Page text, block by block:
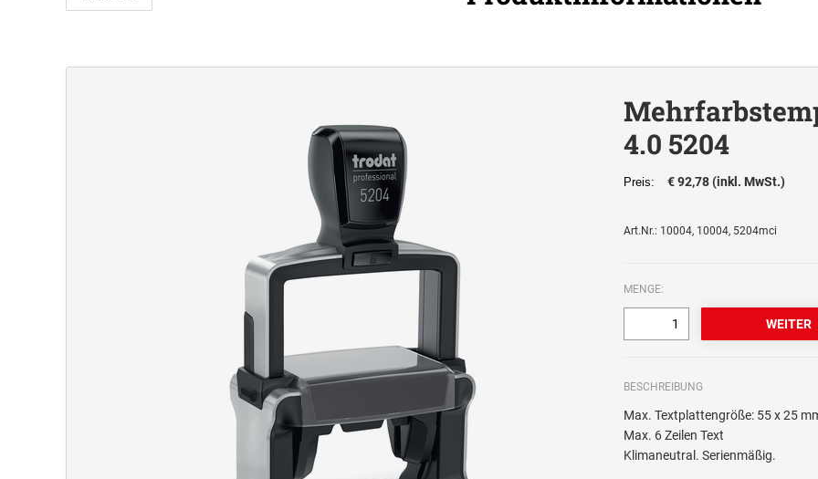
4.0 5204
Preis: € 92,78 (inkl. MwSt.)
Art.Nr.: 10004, 10004, 5204mci
MENGE:
BESCHREIBUNG
Max. Textplattengröße: 55 x 25
Max. 6 Zeilen Text
Klimaneutral. Serienmäßig.